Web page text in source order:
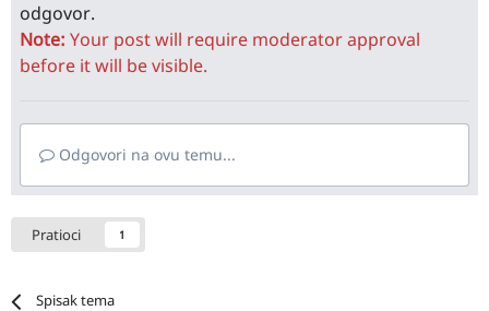
odgovor.
Note: Your post will require moderator approval
before it will be visible.
Odgovori na ovu temu...
Pratioci 1
Spisak tema